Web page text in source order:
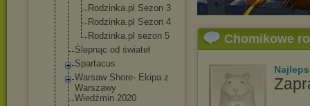
Rodzinka.pl Sezon 3
Rodzinka.pl Sezon 4
Rodzinka.pl sezon 5
Ślepnąc od świateł
Spartacus
Warsaw Shore- Ekipa z
Warszawy
Wiedźmin 2020
Chomikowe